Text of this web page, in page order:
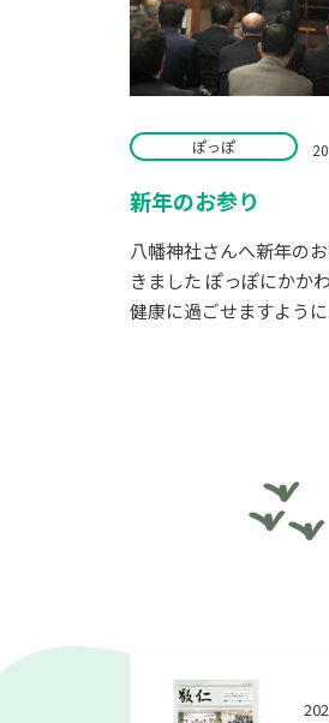
ぽっぽ
新年のお参り
八幡神社さんへ新年の
きました ぽっぽにかか
健康に過ごせますように